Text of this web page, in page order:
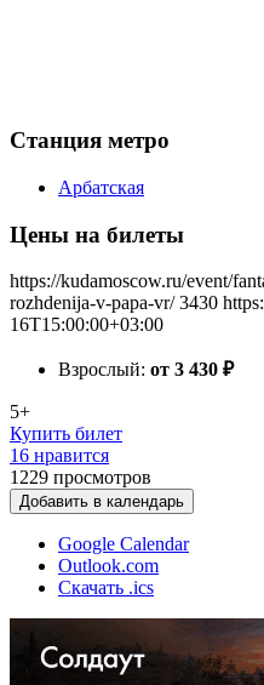
Станция метро
Арбатская
Цены на билеты
https://kudamoscow.ru/event/
rozhdenija-v-papa-vr/ 3430
16T15:00:00+03:00
Взрослый: от 3 430 ₽
5+
Купить билет
16 нравится
1229 просмотров
Добавить в календарь
Google Calendar
Outlook.com
Скачать .ics